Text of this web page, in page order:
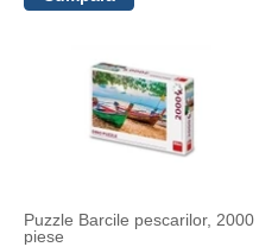
Puzzle Barcile pescarilor, 2000
piese